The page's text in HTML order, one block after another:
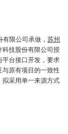
限公司承做， 苏州
技股份有限公司 授
平台接口开发，要求
原有项目的一致性
拟采用单一来源方式